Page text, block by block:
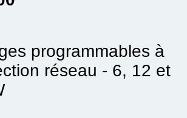
programmables à
réseau - 6, 12 et